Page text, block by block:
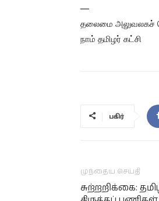
—
தலைமை அலுவலகச்
நாம் தமிழர் கட்சி
பகிர்
முந்தைய செய்தி
சுற்றறிக்கை: